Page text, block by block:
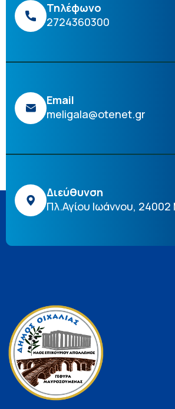
Τηλέφωνο
2724360300
Email
meligala@otenet.gr
Διεύθυνση
Πλ.Αγίου Ιωάννου, 24002